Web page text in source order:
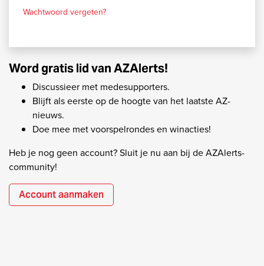
Wachtwoord vergeten?
Word gratis lid van AZAlerts!
Discussieer met medesupporters.
Blijft als eerste op de hoogte van het laatste AZ-
nieuws.
Doe mee met voorspelrondes en winacties!
Heb je nog geen account? Sluit je nu aan bij de AZAlerts-
community!
Account aanmaken